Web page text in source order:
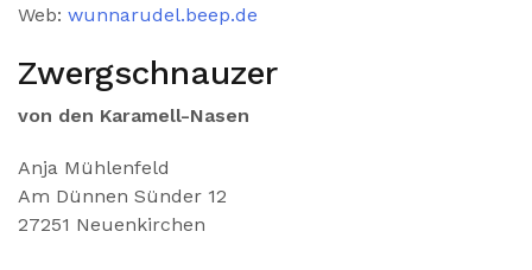
Web: wunnarudel.beep.de
Zwergschnauzer
von den Karamell-Nasen
Anja Mühlenfeld
Am Dünnen Sünder 12
27251 Neuenkirchen